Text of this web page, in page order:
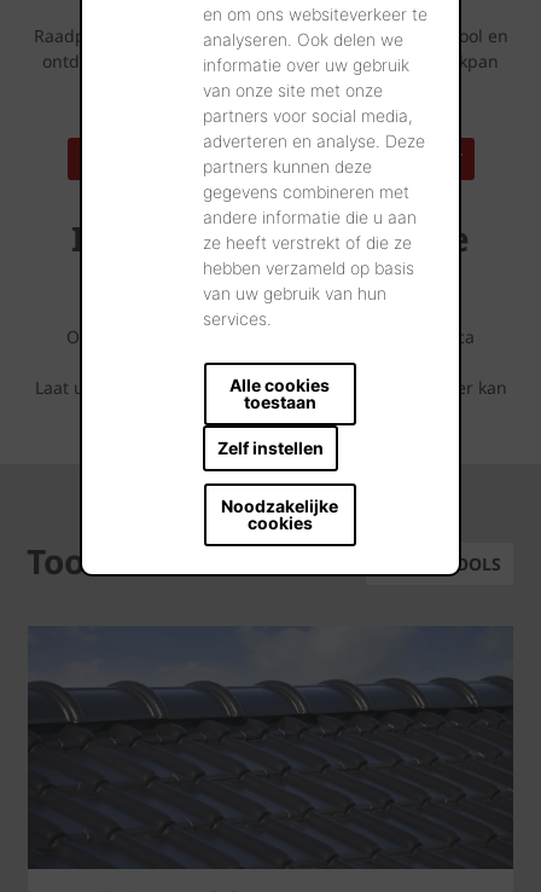
en om ons websiteverkeer te
analyseren. Ook delen we
informatie over uw gebruik
van onze site met onze
partners voor social media,
adverteren en analyse. Deze
partners kunnen deze
gegevens combineren met
andere informatie die u aan
ze heeft verstrekt of die ze
hebben verzameld op basis
van uw gebruik van hun
services.
Alle cookies
toestaan
Zelf instellen
Noodzakelijke
cookies
Lijkt deze dakpan iets voor uw bouwproject?
Raadpleeg dan zeker ook eens onze Huizenspotten tool en
ontdek tal van referentiewoningen die met deze dakpan
werden opgetrokken bij u in de buurt.
ZOEK EEN REFERENTIEADRES IN UW BUURT
Inspirerende referentie
projecten
Ontdek wat er allemaal mogelijk is met deze Terca
gevelsteen.
Laat u inspireren door de fotoreeksen die u hieronder kan
terugvinden.
Tools ALLE TOOLS